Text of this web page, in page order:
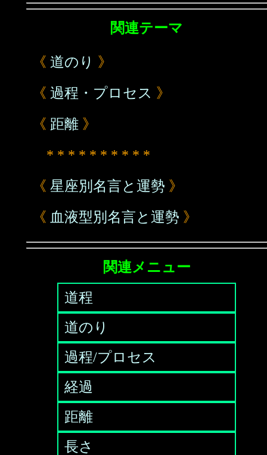
関連テーマ
《 道のり 》
《 過程・プロセス 》
《 距離 》
* * * * * * * * * *
《 星座別名言と運勢 》
《 血液型別名言と運勢 》
関連メニュー
道程
道のり
過程/プロセス
経過
距離
長さ